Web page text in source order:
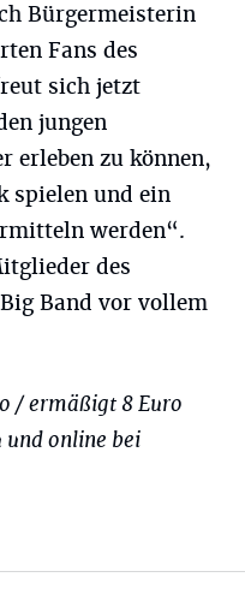
Bürgermeisterin
Fans des
sich jetzt
jungen
erleben zu können,
spielen und ein
werden“.
des
Band vor vollem
/ ermäßigt 8 Euro
und online bei